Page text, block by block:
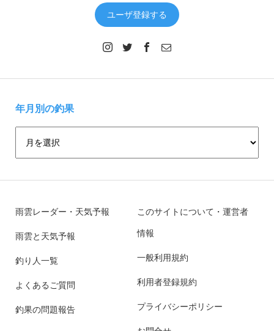
ユーザ登録する
年月別の釣果
雨雲レーダー・天気予報
雨雲と天気予報
釣り人一覧
よくあるご質問
釣果の問題報告
このサイトについて・運営者
情報
一般利用規約
利用者登録規約
プライバシーポリシー